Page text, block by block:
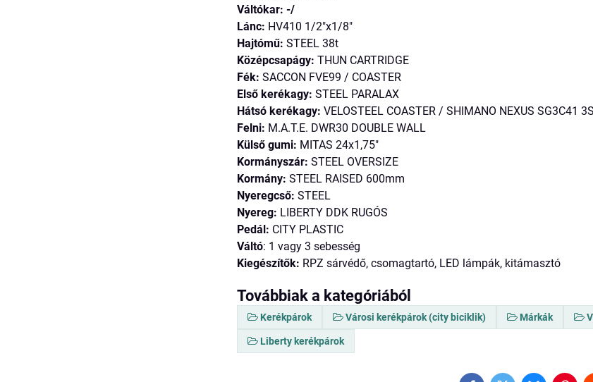
Váltókar: -/
Lánc: HV410 1/2"x1/8"
Hajtómű: STEEL 38t
Középcsapágy: THUN CARTRIDGE
Fék: SACCON FVE99 / COASTER
Első kerékagy: STEEL PARALAX
Hátsó kerékagy: VELOSTEEL COASTER / SHIMANO NEXUS SG3C41
Felni: M.A.T.E. DWR30 DOUBLE WALL
Külső gumi: MITAS 24x1,75"
Kormányszár: STEEL OVERSIZE
Kormány: STEEL RAISED 600mm
Nyeregcső: STEEL
Nyereg: LIBERTY DDK RUGÓS
Pedál: CITY PLASTIC
Váltó: 1 vagy 3 sebesség
Kiegészítők: RPZ sárvédő, csomagtartó, LED lámpák, kitámasztó
Továbbiak a kategóriából
Kerékpárok Városi kerékpárok (city biciklik) Márkák
Liberty kerékpárok